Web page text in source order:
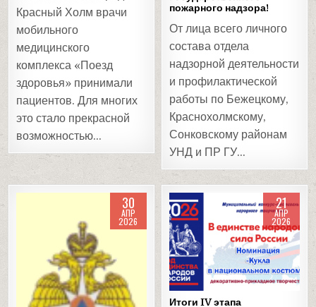
Красный Холм врачи
мобильного
медицинского
комплекса «Поезд
здоровья» принимали
пациентов. Для многих
это стало прекрасной
возможностью…
пожарного надзора!
От лица всего личного
состава отдела
надзорной деятельности
и профилактической
работы по Бежецкому,
Краснохолмскому,
Сонковскому районам
УНД и ПР ГУ…
30
АПР
2026
Posted
in
21
АПР
2026
Posted
in
Итоги IV этапа